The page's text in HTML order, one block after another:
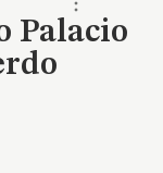
Palacio